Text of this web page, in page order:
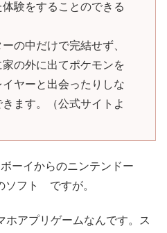
験をすることのできる
の中だけで完結せず、
の外に出てポケモンを
ヤーと出会ったりしな
ます。（公式サイトよ
ーイからのニンテンドー
ソフト ですが。
ホアプリゲームなんです。ス